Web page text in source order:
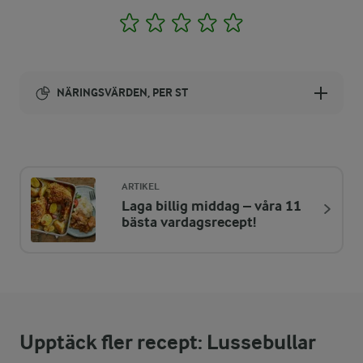
1 2 3 4
NÄRINGSVÄRDEN, PER ST
ENERGIDISTRIBUTION %
NÄRINGSVÄRDEN PER ST
Fett:
25,1 %
6,7 g
ARTIKEL
Laga billig middag – våra 11
bästa vardagsrecept!
Upptäck fler recept: Lussebullar